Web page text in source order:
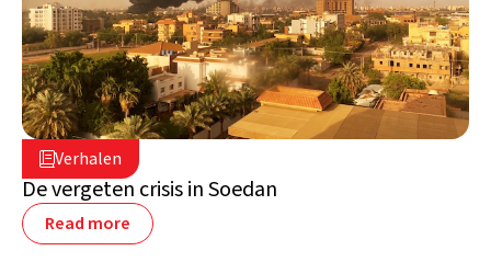
Verhalen
26 juni 2024
Soedan
De vergeten crisis in Soedan
Read more